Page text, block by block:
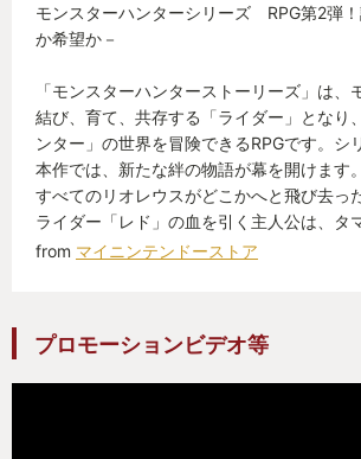
モンスターハンターシリーズ RPG第2弾
か希望か－
「モンスターハンターストーリーズ」は、
結び、育て、共存する「ライダー」となり
ンター」の世界を冒険できるRPGです。シ
本作では、新たな絆の物語が幕を開けます
すべてのリオレウスがどこかへと飛び去っ
ライダー「レド」の血を引く主人公は、タ
from マイニンテンドーストア
プロモーションビデオ等